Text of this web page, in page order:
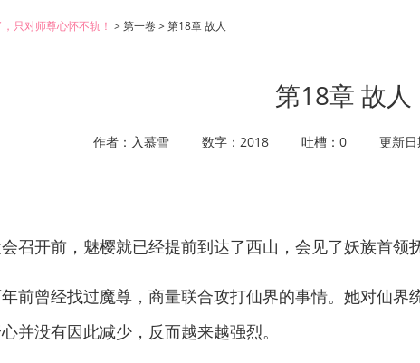
只对师尊心怀不轨！ > 第一卷 > 第18章 故人
第18章 故人
作者：入慕雪 数字：2018 吐槽：0 更新
开前，魅樱就已经提前到达了西山，会见了妖族首领抚
曾经找过魔尊，商量联合攻打仙界的事情。她对仙界
并没有因此减少，反而越来越强烈。